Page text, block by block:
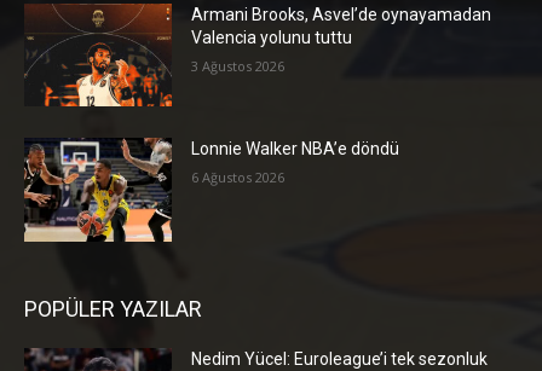
Armani Brooks, Asvel’de oynayamadan
Valencia yolunu tuttu
3 Ağustos 2026
Lonnie Walker NBA’e döndü
6 Ağustos 2026
POPÜLER YAZILAR
Nedim Yücel: Euroleague’i tek sezonluk